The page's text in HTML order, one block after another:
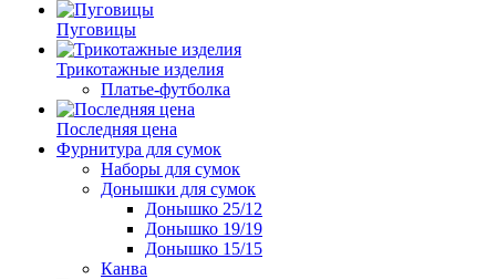
Пуговицы
Трикотажные изделия
Платье-футболка
Последняя цена
Фурнитура для сумок
Наборы для сумок
Донышки для сумок
Донышко 25/12
Донышко 19/19
Донышко 15/15
Канва